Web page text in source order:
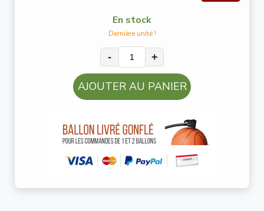
En stock
Dernière unité !
- +
AJOUTER AU PANIER